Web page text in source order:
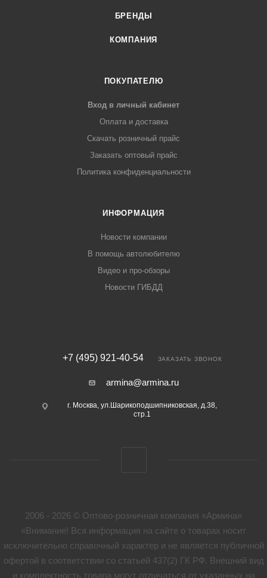
БРЕНДЫ
КОМПАНИЯ
ПОКУПАТЕЛЮ
Вход в личный кабинет
Оплата и доставка
Скачать розничный прайс
Заказать оптовый прайс
Политика конфиденциальности
ИНФОРМАЦИЯ
Новости компании
В помощь автолюбителю
Видео и про-обзоры
Новости ГИБДД
+7 (495) 921-40-54 ЗАКАЗАТЬ ЗВОНОК
armina@armina.ru
г. Москва, ул.Шарикоподшипниковская, д.38,
стр.1
2006 - 2026 © Оптово-розничная компания «Армина»
«Внимание! Вся информация на сайте о товарах носит
исключительно справочный характер и не является публичной
офертой в соответствии со статьей 437(2) ГК РФ. Внешний вид
и комплектность товара могут отличаться от указанных на